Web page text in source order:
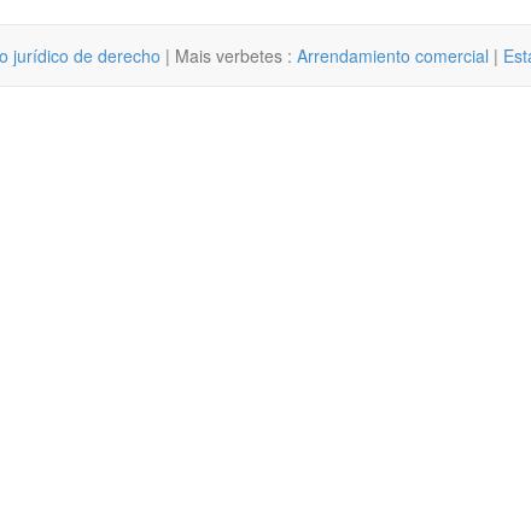
jurídico de derecho | Mais verbetes : Arrendamiento comercial |